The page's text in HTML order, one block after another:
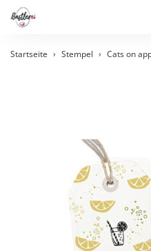
Startseite Stempel Cats on